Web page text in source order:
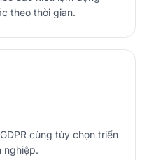
theo thời gian.
cùng tùy chọn triển
nghiệp.